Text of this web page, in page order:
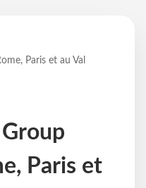
Paris et au Val
Paris et